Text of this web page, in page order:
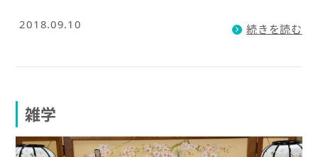
2018.09.10 続きを読む
雑学